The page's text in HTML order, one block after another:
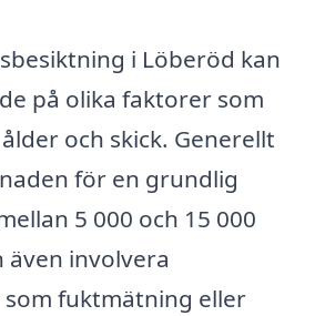
i Löberöd kan
på olika faktorer som
och skick. Generellt
för en grundlig
5 000 och 15 000
även involvera
fuktmätning eller